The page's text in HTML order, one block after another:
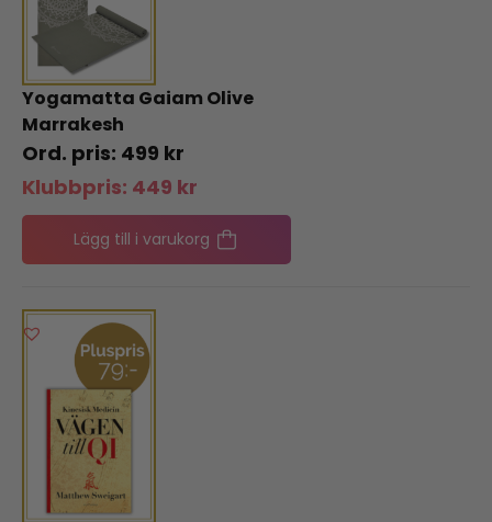
Yogamatta Gaiam Olive
Marrakesh
499 kr
Klubbpris: 449 kr
Lägg till i varukorg